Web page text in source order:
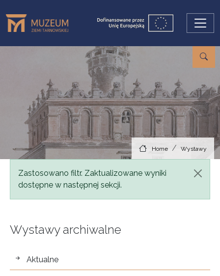
Home Wystawy
Status message
Zastosowano filtr. Zaktualizowane wyniki
dostępne w następnej sekcji.
Wystawy archiwalne
wystawy
Aktualne